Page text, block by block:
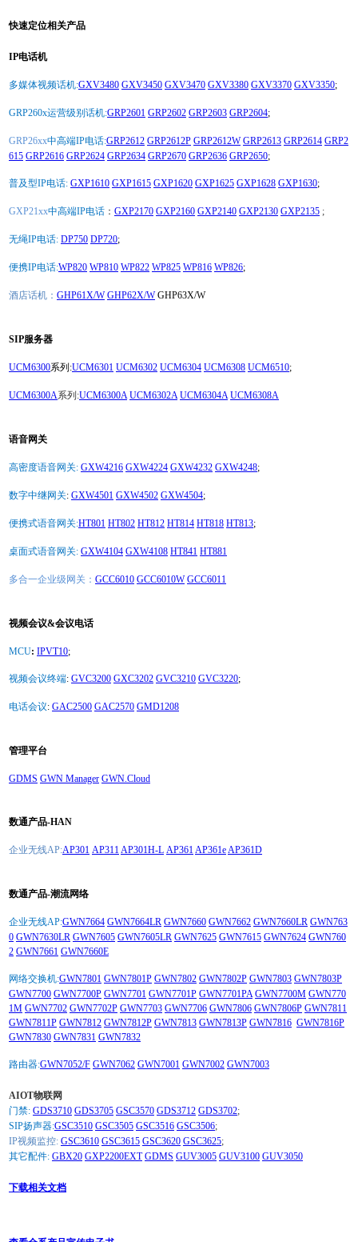
快速定位相关产品
IP电话机
多媒体视频话机:GXV3480 GXV3450 GXV3470 GXV3380 GXV3370 GXV3350;
GRP260x运营级别话机:GRP2601 GRP2602 GRP2603 GRP2604;
GRP26xx中高端IP电话:GRP2612 GRP2612P GRP2612W GRP2613 GRP2614 GRP2
615 GRP2616 GRP2624 GRP2634 GRP2670 GRP2636 GRP2650;
普及型IP电话: GXP1610 GXP1615 GXP1620 GXP1625 GXP1628 GXP1630;
GXP21xx中高端IP电话 ： GXP2170 GXP2160 GXP2140 GXP2130 GXP2135 ;
无绳IP电话: DP750 DP720;
便携IP电话:WP820 WP810 WP822 WP825 WP816 WP826;
酒店话机： GHP61X/W GHP62X/WGHP63X/W
SIP服务器
UCM6300系列:UCM6301 UCM6302 UCM6304 UCM6308 UCM6510;
UCM6300A系列:UCM6300A UCM6302A UCM6304A UCM6308A
语音网关
高密度语音网关: GXW4216 GXW4224 GXW4232 GXW4248;
数字中继网关: GXW4501 GXW4502 GXW4504;
便携式语音网关:HT801 HT802 HT812 HT814 HT818 HT813;
桌面式语音网关: GXW4104 GXW4108 HT841 HT881
多合一企业级网关： GCC6010 GCC6010W GCC6011
视频会议&会议电话
MCU: IPVT10;
视频会议终端: GVC3200 GXC3202 GVC3210 GVC3220;
电话会议: GAC2500 GAC2570 GMD1208
管理平台
GDMS GWN Manager GWN.Cloud
数通产品-HAN
企业无线AP:AP301 AP311AP301H-L AP361AP361eAP361D
数通产品-潮流网络
企业无线AP:GWN7664 GWN7664LR GWN7660 GWN7662 GWN7660LR GWN763
0 GWN7630LR GWN7605 GWN7605LR GWN7625 GWN7615 GWN7624 GWN760
2 GWN7661 GWN7660E
网络交换机:GWN7801 GWN7801P GWN7802 GWN7802P GWN7803 GWN7803P
GWN7700 GWN7700P GWN7701 GWN7701P GWN7701PA GWN7700M GWN770
1M GWN7702 GWN7702P GWN7703 GWN7706 GWN7806 GWN7806P GWN7811
GWN7811P GWN7812 GWN7812P GWN7813 GWN7813P GWN7816 GWN7816P
GWN7830 GWN7831 GWN7832
路由器:GWN7052/F GWN7062 GWN7001 GWN7002 GWN7003
AIOT物联网
门禁: GDS3710 GDS3705 GSC3570 GDS3712 GDS3702;
SIP扬声器:GSC3510 GSC3505 GSC3516 GSC3506;
IP视频监控: GSC3610 GSC3615 GSC3620 GSC3625;
其它配件: GBX20 GXP2200EXT GDMS GUV3005 GUV3100 GUV3050
下载相关文档